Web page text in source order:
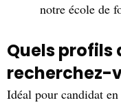
notre école de
Quels
recherchez-
Idéal pour candidat